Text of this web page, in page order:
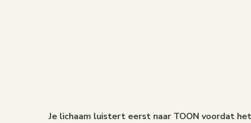
Je lichaam luistert eerst naar TOON voordat